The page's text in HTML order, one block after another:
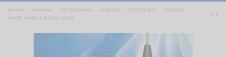
Accueil Antennes HF / 0-30 Mhz MOBILES SYSTÈME PL
FIGHTER
WHITE ANGELS 5000 PL SIRIO